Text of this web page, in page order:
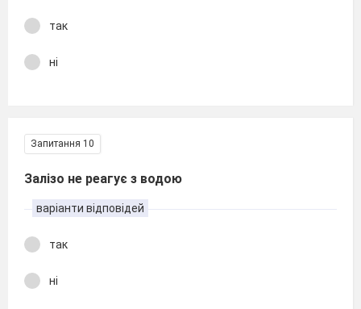
так
ні
Запитання 10
Залізо не реагує з водою
варіанти відповідей
так
ні